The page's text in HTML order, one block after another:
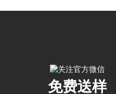
免费送样